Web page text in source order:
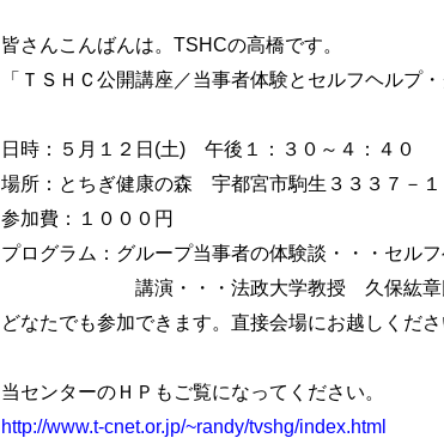
皆さんこんばんは。TSHCの高橋です。
「ＴＳＨＣ公開講座／当事者体験とセルフヘルプ
日時：５月１２日(土) 午後１：３０～４：４０
場所：とちぎ健康の森 宇都宮市駒生３３３７－
参加費：１０００円
プログラム：グループ当事者の体験談・・・セル
講演・・・法政大学教授 久保紘章
どなたでも参加できます。直接会場にお越しくださ
当センターのＨＰもご覧になってください。
http://www.t-cnet.or.jp/~randy/tvshg/index.html